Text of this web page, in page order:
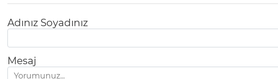
Adınız Soyadınız
Mesaj